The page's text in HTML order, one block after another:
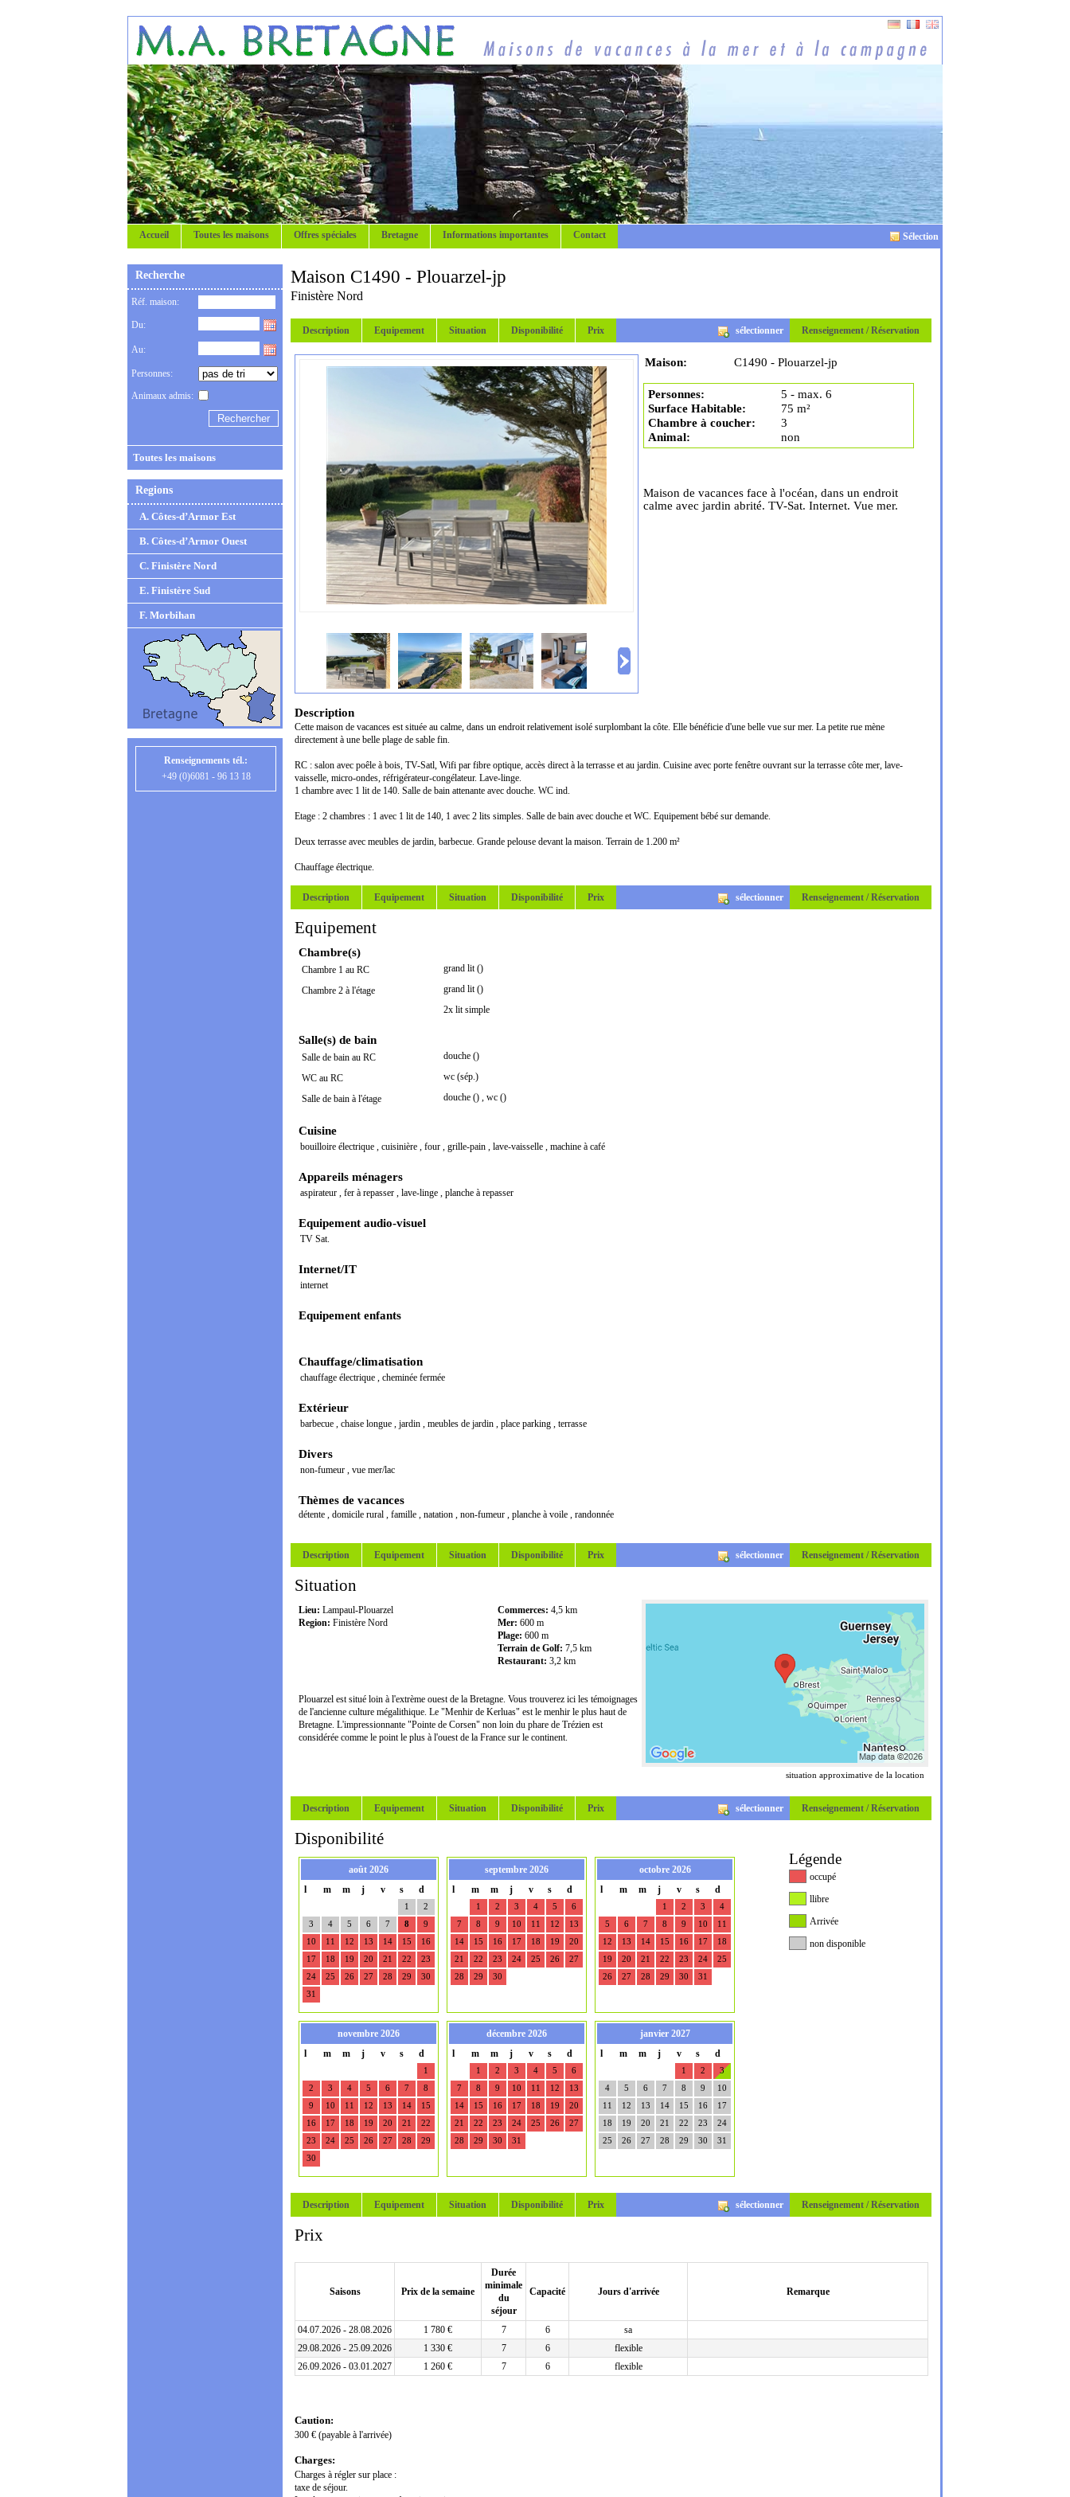
Sélection
Accueil Toutes les maisons Offres spéciales Bretagne Informations importantes Contact
Recherche
Réf. maison:
Du:
Au:
Personnes:
Animaux admis:
Toutes les maisons
Regions
A. Côtes-d’Armor Est
B. Côtes-d’Armor Ouest
C. Finistère Nord
E. Finistère Sud
F. Morbihan
Renseignements tél.:
+49 (0)6081 - 96 13 18
Maison C1490 - Plouarzel-jp
Finistère Nord
Description Equipement Situation Disponibilité Prix Renseignement / Réservation
sélectionner
Maison: C1490 - Plouarzel-jp
Personnes:
5 - max. 6
Surface Habitable:
75 m²
Chambre à coucher:
3
Animal:
non
Maison de vacances face à l'océan, dans un endroit
calme avec jardin abrité. TV-Sat. Internet. Vue mer.
Description
Cette maison de vacances est située au calme, dans un endroit relativement isolé surplombant la côte. Elle bénéficie d'une belle vue sur mer. La petite rue mène
directement à une belle plage de sable fin.
RC : salon avec poêle à bois, TV-Satl, Wifi par fibre optique, accès direct à la terrasse et au jardin. Cuisine avec porte fenêtre ouvrant sur la terrasse côte mer, lave-
vaisselle, micro-ondes, réfrigérateur-congélateur. Lave-linge.
1 chambre avec 1 lit de 140. Salle de bain attenante avec douche. WC ind.
Etage : 2 chambres : 1 avec 1 lit de 140, 1 avec 2 lits simples. Salle de bain avec douche et WC. Equipement bébé sur demande.
Deux terrasse avec meubles de jardin, barbecue. Grande pelouse devant la maison. Terrain de 1.200 m²
Chauffage électrique.
Description Equipement Situation Disponibilité Prix Renseignement / Réservation
sélectionner
Equipement
Chambre(s)
grand lit ()
Chambre 1 au RC
grand lit ()
Chambre 2 à l'étage
2x lit simple
Salle(s) de bain
douche ()
Salle de bain au RC
wc (sép.)
WC au RC
douche () , wc ()
Salle de bain à l'étage
Cuisine
bouilloire électrique , cuisinière , four , grille-pain , lave-vaisselle , machine à café
Appareils ménagers
aspirateur , fer à repasser , lave-linge , planche à repasser
Equipement audio-visuel
TV Sat.
Internet/IT
internet
Equipement enfants
Chauffage/climatisation
chauffage électrique , cheminée fermée
Extérieur
barbecue , chaise longue , jardin , meubles de jardin , place parking , terrasse
Divers
non-fumeur , vue mer/lac
Thèmes de vacances
détente , domicile rural , famille , natation , non-fumeur , planche à voile , randonnée
Description Equipement Situation Disponibilité Prix Renseignement / Réservation
sélectionner
Situation
situation approximative de la location
Lieu: Lampaul-Plouarzel
Region: Finistère Nord
Commerces: 4,5 km
Mer: 600 m
Plage: 600 m
Terrain de Golf: 7,5 km
Restaurant: 3,2 km
Plouarzel est situé loin à l'extrème ouest de la Bretagne. Vous trouverez ici les témoignages
de l'ancienne culture mégalithique. Le "Menhir de Kerluas" est le menhir le plus haut de
Bretagne. L'impressionnante "Pointe de Corsen" non loin du phare de Trézien est
considérée comme le point le plus à l'ouest de la France sur le continent.
Description Equipement Situation Disponibilité Prix Renseignement / Réservation
sélectionner
Disponibilité
Légende
occupé
llibre
Arrivée
non disponible
août 2026
l
m m j v s d
1
2
3
4 5 6 7 8
9
10
11 12 13 14 15
16
17
18 19 20 21 22
23
24
25 26 27 28 29
30
31
septembre 2026
l
m m j v s d
1 2 3 4 5
6
7
8 9 10 11 12
13
14
15 16 17 18 19
20
21
22 23 24 25 26
27
28
29 30
octobre 2026
l
m m j v s d
1 2 3
4
5
6 7 8 9 10
11
12
13 14 15 16 17
18
19
20 21 22 23 24
25
26
27 28 29 30 31
novembre 2026
l
m m j v s d
1
2
3 4 5 6 7
8
9
10 11 12 13 14
15
16
17 18 19 20 21
22
23
24 25 26 27 28
29
30
décembre 2026
l
m m j v s d
1 2 3 4 5
6
7
8 9 10 11 12
13
14
15 16 17 18 19
20
21
22 23 24 25 26
27
28
29 30 31
janvier 2027
l
m m j v s d
1 2
3
4
5 6 7 8 9
10
11
12 13 14 15 16
17
18
19 20 21 22 23
24
25
26 27 28 29 30 31
Description Equipement Situation Disponibilité Prix Renseignement / Réservation
sélectionner
Prix
Saisons Prix de la semaine
Durée
minimale
du
séjour
Capacité Jours d'arrivée Remarque
04.07.2026 - 28.08.2026 1 780 € 7 6
sa
29.08.2026 - 25.09.2026
1 330 € 7 6
flexible
26.09.2026 - 03.01.2027
1 260 € 7 6 flexible
Caution:
300 € (payable à l'arrivée)
Charges:
Charges à régler sur place :
taxe de séjour.